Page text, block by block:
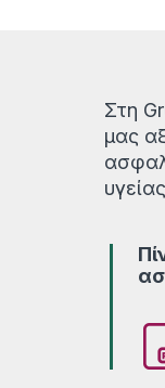
Στη
μας